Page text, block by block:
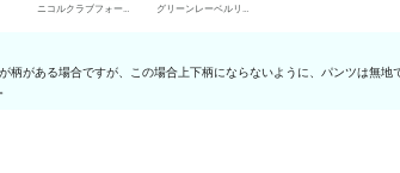
ニコルクラブフォーメン デニムパンツ・ジーンズ グリーンレーベルリラクシング ローカットスニーカー
がある場合ですが、この場合上下柄にならないように、パンツは無地